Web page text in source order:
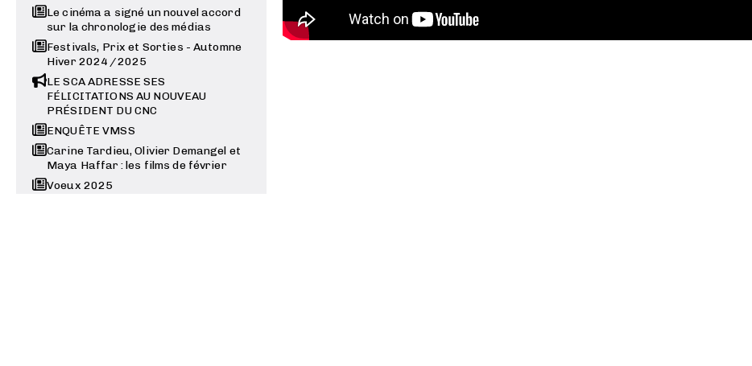
Le cinéma a signé un nouvel accord
sur la chronologie des médias
Festivals, Prix et Sorties - Automne
Hiver 2024 / 2025
LE SCA ADRESSE SES
FÉLICITATIONS AU NOUVEAU
PRÉSIDENT DU CNC
ENQUÊTE VMSS
Carine Tardieu, Olivier Demangel et
Maya Haffar : les films de février
Voeux 2025